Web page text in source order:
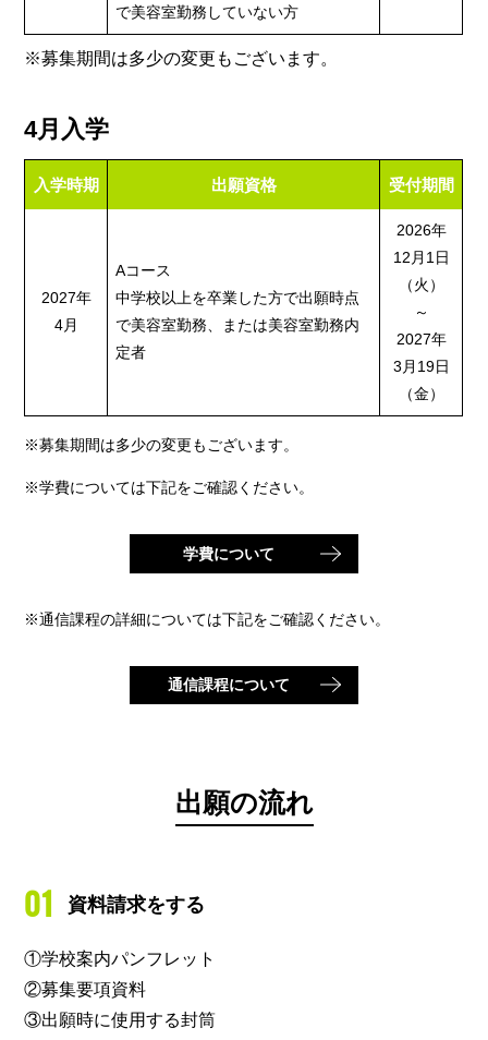
で美容室勤務していない方
※募集期間は多少の変更もございます。
4月入学
入学時期 出願資格 受付期間
2027年
4月
Aコース
中学校以上を卒業した方で出願時点
で美容室勤務、または美容室勤務内
定者
2026年
12月1日
（火）
～
2027年
3月19日
（金）
※募集期間は多少の変更もございます。
※学費については下記をご確認ください。
学費について
※通信課程の詳細については下記をご確認ください。
通信課程について
出願の流れ
01 資料請求をする
①学校案内パンフレット
②募集要項資料
③出願時に使用する封筒